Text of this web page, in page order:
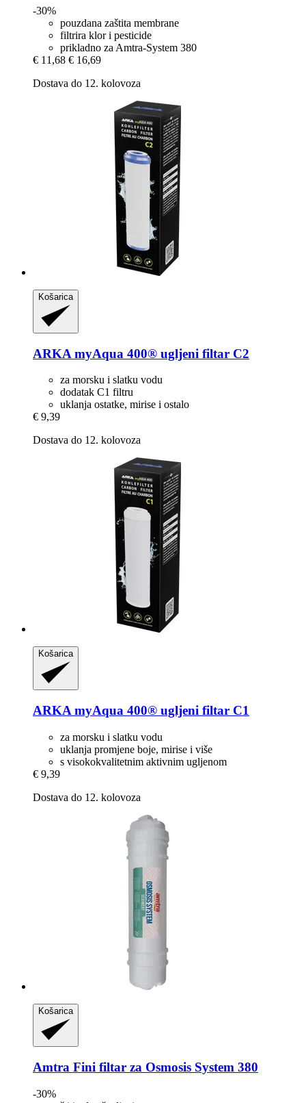
-30%
pouzdana zaštita membrane
filtrira klor i pesticide
prikladno za Amtra-System 380
€ 11,68 € 16,69
Dostava do 12. kolovoza
Košarica
ARKA myAqua 400® ugljeni filtar C2
za morsku i slatku vodu
dodatak C1 filtru
uklanja ostatke, mirise i ostalo
€ 9,39
Dostava do 12. kolovoza
Košarica
ARKA myAqua 400® ugljeni filtar C1
za morsku i slatku vodu
uklanja promjene boje, mirise i više
s visokokvalitetnim aktivnim ugljenom
€ 9,39
Dostava do 12. kolovoza
Košarica
Amtra Fini filtar za Osmosis System 380
-30%